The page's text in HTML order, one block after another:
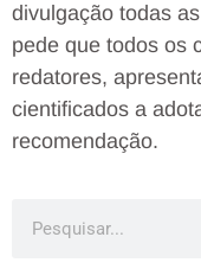
divulgação todas
pede que todos os
redatores,
cientificados a
recomendação.